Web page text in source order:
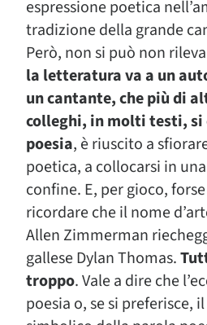
espressione poetica
tradizione della grande
Però, non si può non
la letteratura va a un
un cantante, che più di
colleghi, in molti testi,
poesia, è riuscito a
poetica, a collocarsi in
confine. E, per gioco,
ricordare che il nome
Allen Zimmerman
gallese Dylan Thomas.
troppo. Vale a dire che
poesia o, se si preferisce,